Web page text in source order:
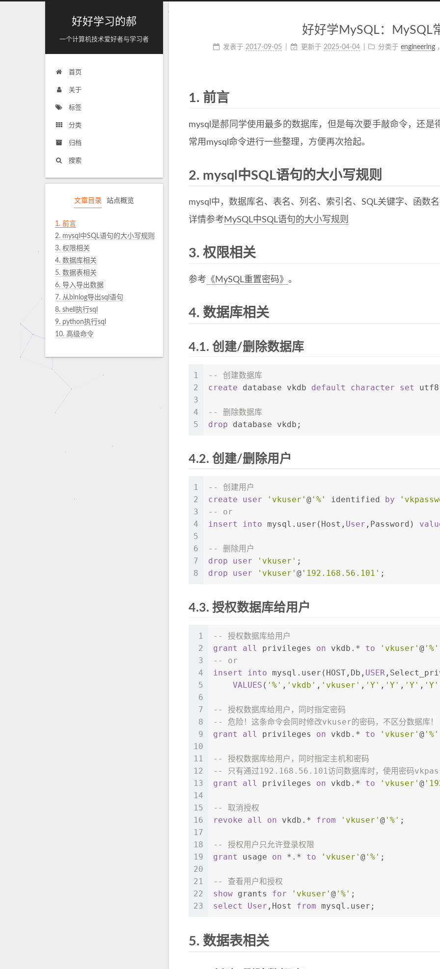
好好学习的郝
一个计算机技术爱好者与学习者
首页
关于
标签
分类
归档
搜索
好好学MySQL：MySQL
发表于 2017-09-05 更新于 2025-04-04 分类于 engineering
1. 前言
mysql是郝同学使用最多的数据库，但是每次要手敲命令，还
常用mysql命令进行一些整理，方便再次拾起。
2. mysql中SQL语句的大小写规则
mysql中，数据库名、表名、列名、索引名、SQL关键字、函数
详情参考 MySQL中SQL语句的大小写规则
3. 权限相关
参考 《MySQL重置密码》 。
4. 数据库相关
4.1. 创建/删除数据库
1
2
3
4
5
-- 创建数据库
create database vkdb default character set utf8
-- 删除数据库
drop database vkdb;
4.2. 创建/删除用户
1
2
3
4
5
6
7
8
-- 创建用户
create
user 'vkuser' @ '%' identified by
-- or
insert into mysql.user(Host, User ,Password)
-- 删除用户
drop
user 'vkuser' ;
drop
user 'vkuser' @ '192.168.56.101' ;
4.3. 授权数据库给用户
1
2
3
4
5
6
7
8
9
10
11
12
13
14
15
16
17
18
19
20
21
22
23
-- 授权数据库给用户
grant
all privileges on vkdb. * to 'vkuser' @ '%'
-- or
insert into mysql.user(HOST,Db, USER
VALUES ( '%' , 'vkdb' , 'vkuser' , 'Y' , 'Y' , 'Y' , 'Y'
-- 授权数据库给用户，同时指定密码
-- 危险！这条命令会同时修改vkuser的密码，不区分数据库！
grant
all privileges on vkdb. * to 'vkuser' @ '%'
-- 授权数据库给用户，同时指定主机和密码
-- 只有通过192.168.56.101访问数据库时，使用密码
grant
all privileges on vkdb. * to 'vkuser' @
-- 取消授权
revoke
all on vkdb. * from 'vkuser' @ '%' ;
-- 授权用户只允许登录权限
grant
usage on * . * to 'vkuser' @ '%' ;
-- 查看用户和授权
show grants for 'vkuser' @ '%' ;
select
User ,Host from mysql.user;
5. 数据表相关
文章目录 站点概览
1. 前言
2. mysql中SQL语句的大小写规则
3. 权限相关
4. 数据库相关
5. 数据表相关
6. 导入导出数据
7. 从binlog导出sql语句
8. shell执行sql
9. python执行sql
10. 高级命令